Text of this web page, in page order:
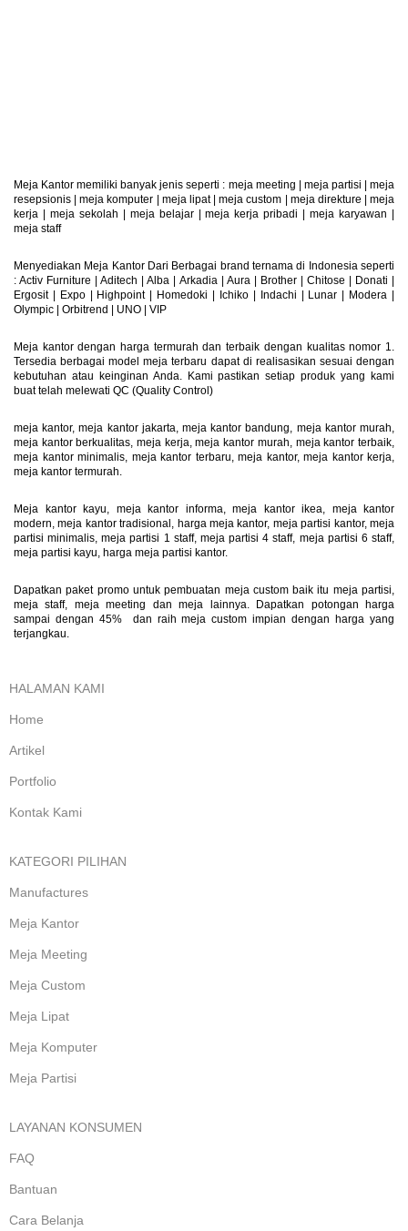
Meja Kantor memiliki banyak jenis seperti : meja meeting meja partisi |meja
resepsionis |meja komputer meja lipat|meja custom meja direkture |meja
kerja
meja sekolah meja belajar|meja kerja pribadi |meja karyawan
meja staff
Menyediakan Meja Kantor Dari Berbagai brand ternama di Indonesia seperti
: Activ Furniture |Aditech |Alba Arkadia| Aura| Brother| Chitose Donati
Ergosit| Expo| Highpoint| Homedoki Ichiko| Indachi Lunar Modera
Olympic
Orbitrend UNO VIP
Meja kantor dengan harga termurah dan terbaik dengan kualitas nomor 1.
Tersedia berbagai model meja terbaru dapat di realisasikan sesuai dengan
kebutuhan atau keinginan Anda. Kami pastikan setiap produk yang kami
buat telah melewati QC (Quality Control)
meja kantor, meja kantor jakarta, meja kantor bandung, meja kantor murah,
meja kantor berkualitas, meja kerja, meja kantor murah, meja kantor terbaik,
meja kantor minimalis, meja kantor terbaru, meja kantor, meja kantor kerja,
meja kantor termurah.
Meja kantor kayu, meja kantor informa, meja kantor ikea, meja kantor
modern, meja kantor tradisional, harga meja kantor, meja partisi kantor, meja
partisi minimalis, meja partisi 1 staff, meja partisi 4 staff, meja partisi 6 staff,
meja partisi kayu, harga meja partisi kantor.
Dapatkan paket promo untuk pembuatan meja custom baik itu meja partisi,
meja staff, meja meeting dan meja lainnya. Dapatkan potongan harga
sampai dengan 45% dan raih meja custom impian dengan harga yang
terjangkau.
HALAMAN KAMI
Home
Artikel
Portfolio
Kontak Kami
KATEGORI PILIHAN
Manufactures
Meja Kantor
Meja Meeting
Meja Custom
Meja Lipat
Meja Komputer
Meja Partisi
LAYANAN KONSUMEN
FAQ
Bantuan
Cara Belanja